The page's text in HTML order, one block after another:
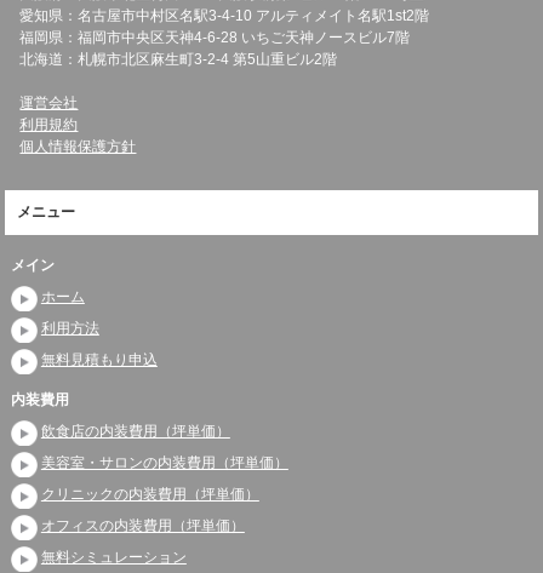
愛知県：名古屋市中村区名駅3-4-10 アルティメイト名駅1st2階
福岡県：福岡市中央区天神4-6-28 いちご天神ノースビル7階
北海道：札幌市北区麻生町3-2-4 第5山重ビル2階
運営会社
利用規約
個人情報保護方針
メニュー
メイン
ホーム
利用方法
無料見積もり申込
内装費用
飲食店の内装費用（坪単価）
美容室・サロンの内装費用（坪単価）
クリニックの内装費用（坪単価）
オフィスの内装費用（坪単価）
無料シミュレーション